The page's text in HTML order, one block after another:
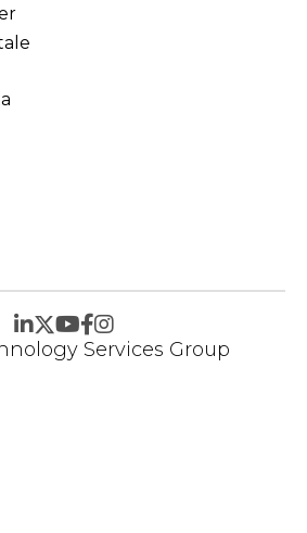
Services Group